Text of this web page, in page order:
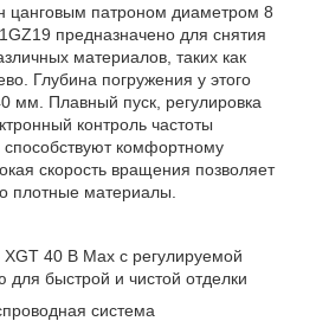
цанговым патроном диаметром 8
предназначено для снятия
материалов, таких как
Глубина погружения у этого
мм. Плавный пуск, регулировка
контроль частоты
комфортному
скорость вращения позволяет
плотные материалы.
40 В Max с регулируемой
для быстрой и чистой отделки
система